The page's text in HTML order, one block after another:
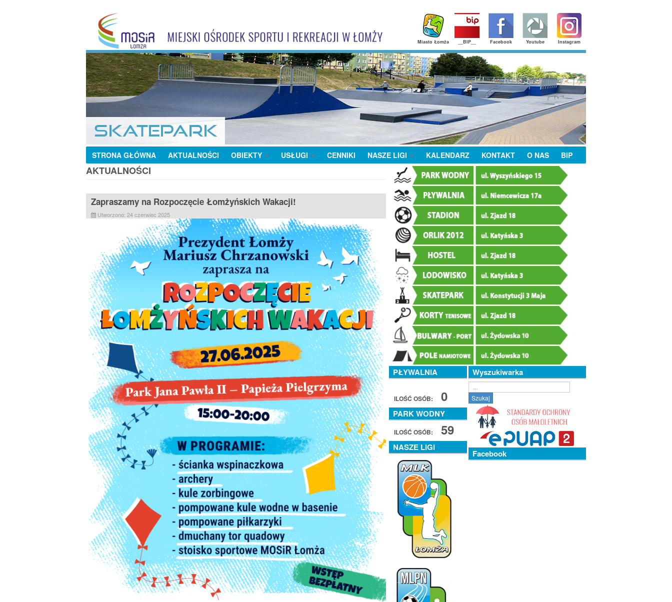
Instagram
Youtube
Facebook
__BIP__
Miasto Łomża
STRONA GŁÓWNA AKTUALNOŚCI OBIEKTY USŁUGI CENNIKI NASZE LIGI KALENDARZ KONTAKT O NAS BIP
AKTUALNOŚCI
Zapraszamy na Rozpoczęcie Łomżyńskich Wakacji!
Utworzono: 24 czerwiec 2025
PŁYWALNIA
ILOŚĆ OSÓB: 0
PARK WODNY
ILOŚĆ OSÓB: 59
NASZE LIGI
Wyszukiwarka
Szukaj
Facebook